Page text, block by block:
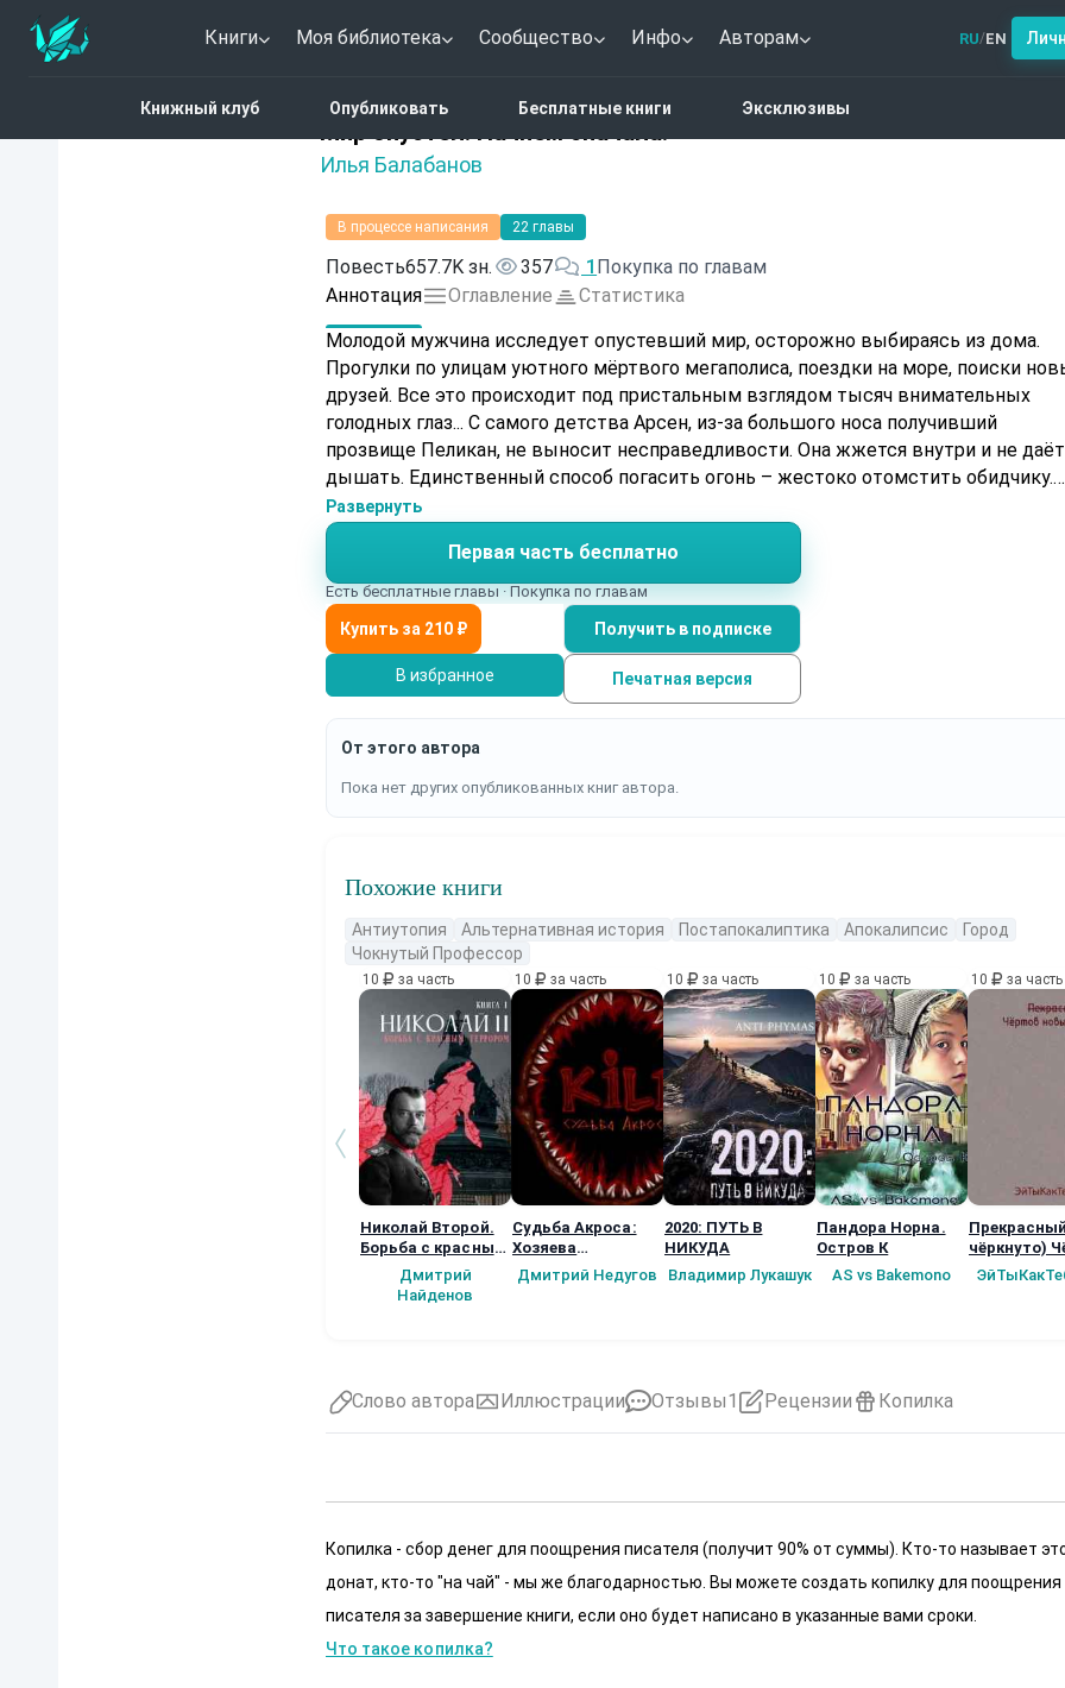
Книги Моя библиотека Сообщество Инфо Авторам RU/EN
Книжный клуб Опубликовать Бесплатные книги Эксклюзивы
Мир опустел. Начнем сначала!
Илья Балабанов
Нет оценок
В процессе написания 22 главы
Повесть657.7K зн. 357 1 Покупка по главам
Аннотация
Оглавление
Статистика
Молодой мужчина исследует опустевший мир, осторожно выбираясь из дома.
Прогулки по улицам уютного мёртвого мегаполиса, поездки на море, поиски
друзей. Все это происходит под пристальным взглядом тысяч внимательных
голодных глаз... С самого детства Арсен, из-за большого носа получивший
прозвище Пеликан, не выносит несправедливости. Она жжется внутри и не даёт
дышать. Единственный способ погасить огонь – жестоко отомстить обидчику.
Льётся кровь, и город становится чище... Рыжеволосая Милли переезжает из
Голландии в Токио, чтобы уменьшить боль от потери любимого. Она узнает о
дивном острове, на котором планируют строить город. Поселиться в нем смогут
лишь те, кто способен пройти особый интеллектуальный тест. Лучшие люди
планеты. Экспериментальное государство, основанное миллиардером-
Менсфилдом. Девушка решает испытать судьбу... Просто старик, живущий в
глухом лесу. Чёрное на чёрном. Про него нельзя рассказывать.
Развернуть
Первая часть бесплатно
Есть бесплатные главы · Покупка по главам
Получить в подписке
В избранное Печатная версия
От этого автора
Пока нет других опубликованных книг автора.
Похожие книги
Антиутопия Альтернативная история Постапокалиптика Апокалипсис
Город
Чокнутый Профессор
10 за часть
Николай Второй.
Борьба с красным
террором.
Дмитрий
Найденов
10 за часть
Судьба Акроса:
Хозяева
марионеток (2
книга)
Дмитрий Недугов
10 за часть
2020: ПУТЬ В
НИКУДА
Владимир Лукашук
10 за часть
Пандора Норна.
Остров К
AS vs Bakemono
10 за часть
чёркнуто)
новый
Слово автора Иллюстрации Отзывы1 Рецензии Копилка
Копилка - сбор денег для поощрения писателя (получит 90% от суммы). Кто-то называет
донат, кто-то "на чай" - мы же благодарностью. Вы можете создать копилку для поощрения
писателя за завершение книги, если оно будет написано в указанные вами сроки.
Что такое копилка?